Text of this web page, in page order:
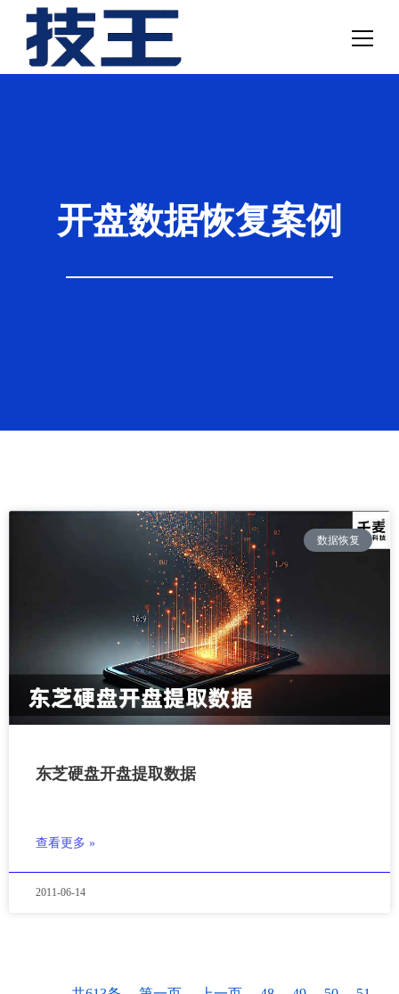
开盘数据恢复案例
数据恢复
东芝硬盘开盘提取数据
查看更多 »
2011-06-14